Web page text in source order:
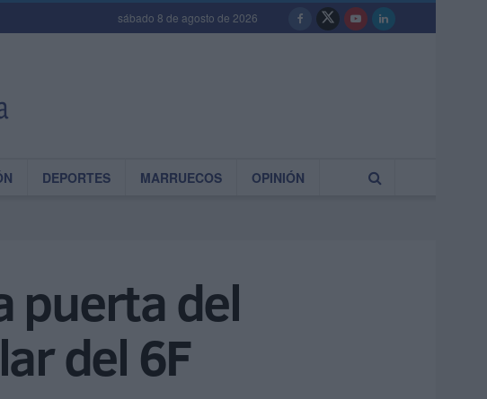
sábado 8 de agosto de 2026
DEPORTES MARRUECOS OPINIÓN
puerta del
del 6F